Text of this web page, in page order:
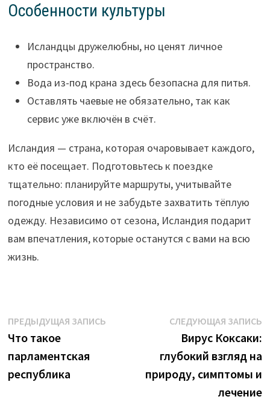
Особенности культуры
Исландцы дружелюбны, но ценят личное
пространство.
Вода из-под крана здесь безопасна для питья.
Оставлять чаевые не обязательно, так как
сервис уже включён в счёт.
Исландия — страна, которая очаровывает каждого,
кто её посещает. Подготовьтесь к поездке
тщательно: планируйте маршруты, учитывайте
погодные условия и не забудьте захватить тёплую
одежду. Независимо от сезона, Исландия подарит
вам впечатления, которые останутся с вами на всю
жизнь.
Навигация
по
записям
ПРЕДЫДУЩАЯ ЗАПИСЬПредыдущая
Что такое
парламентская
республика
СЛЕДУЮЩАЯ ЗАПИСЬ
Вирус Коксаки:
глубокий взгляд на
природу, симптомы и
лечение